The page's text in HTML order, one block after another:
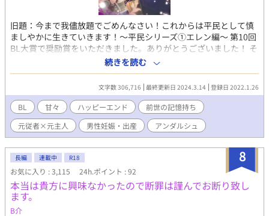
旧題：今まで我儘放題でごめんなさい！これからは平民として慎
ましやかに生きていきます！〜平民シリーズ①エレン編〜 第10回
BL大賞で奨励賞をいただきました。ありがとうございました！ そ
れを機に、書籍化＆レンタルとなりました。（2024.2.15～）
『平民シリーズ』としてシリーズ化しており、孫編のジェフリー
編まで続いています。 またこちらもよろしくお願いいたします。
「エレン・フィンバー公爵令息！私クリストファー・ダウニー・
クリステンはお前との婚約を破棄する事をここに宣言する！」 学
園の卒業パーティーで、婚約者のクリストファー殿下に婚約破棄
を宣言されたエレン。そのショックで前世の記憶が蘇り……って
記憶が戻る前の俺って性格悪すぎ最低野郎じゃん！！ 「…………
クリス様。いいえ、クリストファー殿下。婚約破棄をお受けいた
します。今までご迷惑をおかけして申し訳ございませんでし
た。」 こうなったのは俺のせい。婚約破棄承ります！これからは
反省して平民として慎ましやかに生きていきます！ ※番外編は以
前投稿した物を、書籍版と齟齬のないよう加筆・改稿したものを
掲載し直していきます。 また、リクエスト等あれば投げていただ
続きを読む
文字数 306,716 最終更新日 2024.3.14 登録日 2022.1.26
BL 甘々 ハッピーエンド
前世の記憶持ち
元従者×元主人
男性妊娠・出産 アンダルシュ
8
長編 連載中 R18
お気に入り : 3,115 24h.ポイント : 92
本当は貴方に興味なかったので断罪は謹んでお断り致し
ます。
B介